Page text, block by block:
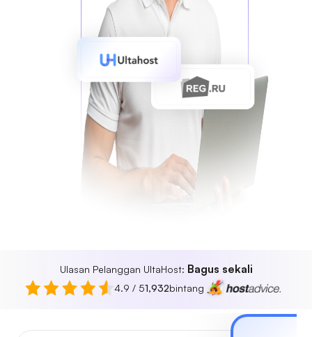
Ulasan Pelanggan UltaHost: Bagus sekali
4.9 / 51,932bintang